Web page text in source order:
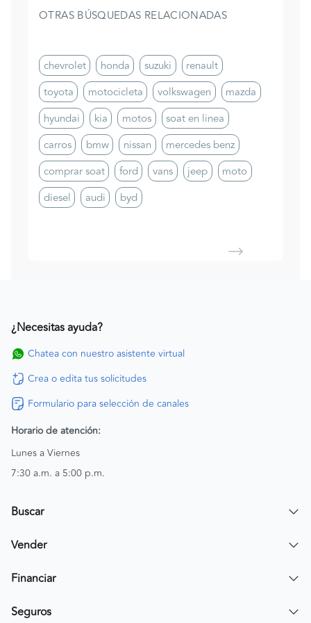
OTRAS BÚSQUEDAS RELACIONADAS
chevrolet honda suzuki
renault
toyota
motocicleta volkswagen
mazda
hyundai
kia motos
soat en linea
carros
bmw nissan
mercedes benz
comprar soat
ford vans jeep
moto
diesel
audi byd
¿Necesitas ayuda?
Chatea con nuestro asistente virtual
Crea o edita tus solicitudes
Formulario para selección de canales
Horario de atención:
Lunes a Viernes
7:30 a.m. a 5:00 p.m.
Buscar
Encuentra un carro
Vender
Publicar mi vehículo
Financiar
Simular crédito
Seguros